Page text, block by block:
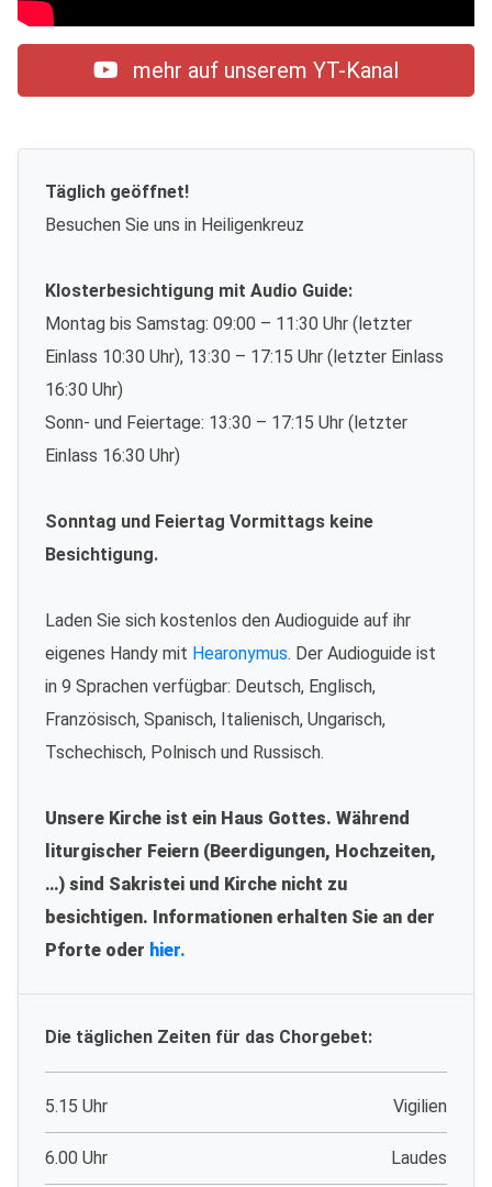
mehr auf unserem YT-Kanal
Täglich geöffnet!
Besuchen Sie uns in Heiligenkreuz
Klosterbesichtigung mit Audio Guide:
Montag bis Samstag: 09:00 – 11:30 Uhr (letzter
Einlass 10:30 Uhr), 13:30 – 17:15 Uhr (letzter Einlass
16:30 Uhr)
Sonn- und Feiertage: 13:30 – 17:15 Uhr (letzter
Einlass 16:30 Uhr)
Sonntag und Feiertag Vormittags keine
Besichtigung.
Laden Sie sich kostenlos den Audioguide auf ihr
eigenes Handy mit Hearonymus. Der Audioguide ist
in 9 Sprachen verfügbar: Deutsch, Englisch,
Französisch, Spanisch, Italienisch, Ungarisch,
Tschechisch, Polnisch und Russisch.
Unsere Kirche ist ein Haus Gottes. Während
liturgischer Feiern (Beerdigungen, Hochzeiten,
…) sind Sakristei und Kirche nicht zu
besichtigen. Informationen erhalten Sie an der
Pforte oder hier.
Die täglichen Zeiten für das Chorgebet:
5.15 Uhr Vigilien
6.00 Uhr Laudes